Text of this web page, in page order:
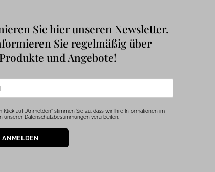
Sie hier unseren Newsletter.
Sie regelmäßig über
und Angebote!
Klick auf „Anmelden“ stimmen Sie zu, dass wir Ihre Informationen im
unserer Datenschutzbestimmungen verarbeiten.
ANMELDEN